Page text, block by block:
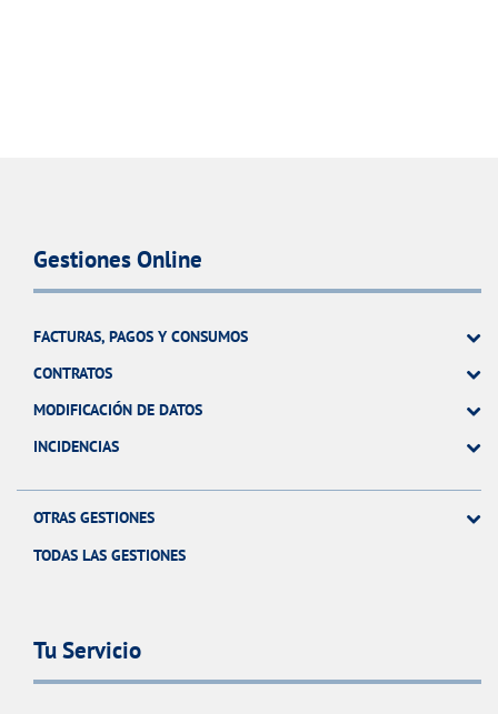
Gestiones Online
FACTURAS, PAGOS Y CONSUMOS
CONTRATOS
MODIFICACIÓN DE DATOS
INCIDENCIAS
OTRAS GESTIONES
TODAS LAS GESTIONES
Tu Servicio